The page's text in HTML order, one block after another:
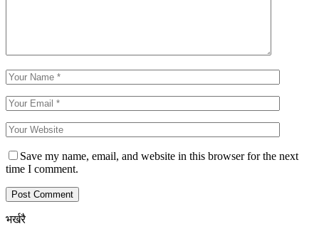
Save my name, email, and website in this browser for the next
time I comment.
भर्खरै